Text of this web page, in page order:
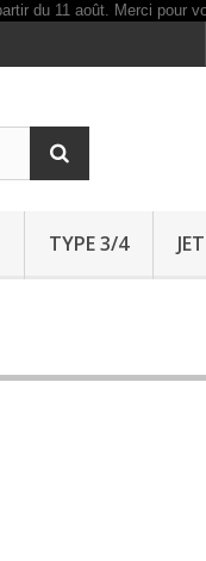
TYPE 3/4